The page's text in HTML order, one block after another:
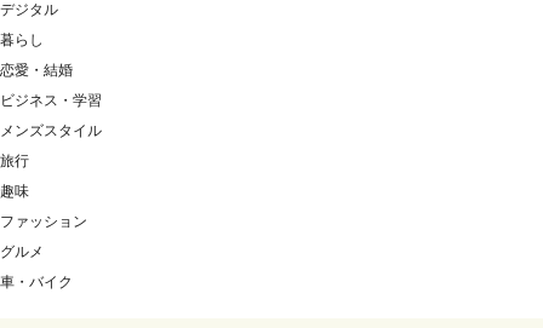
デジタル
暮らし
恋愛・結婚
ビジネス・学習
メンズスタイル
旅行
趣味
ファッション
グルメ
車・バイク